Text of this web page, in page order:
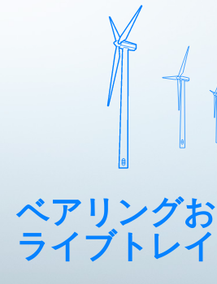
ベアリング
ライブトレ